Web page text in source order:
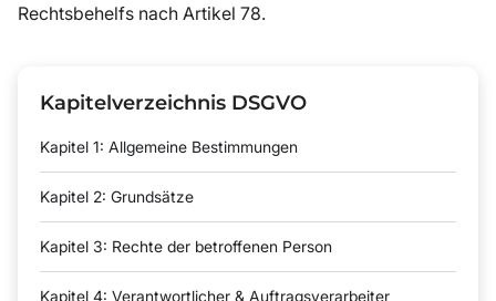
Rechtsbehelfs nach Artikel 78.
Kapitelverzeichnis DSGVO
Kapitel 1: Allgemeine Bestimmungen
Kapitel 2: Grundsätze
Kapitel 3: Rechte der betroffenen Person
Kapitel 4: Verantwortlicher & Auftragsverarbeiter